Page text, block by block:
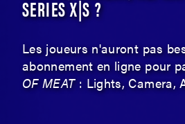
SERIES X|S ?
Les joueurs n'auront pas
abonnement en ligne pour
OF MEAT: Lights, Camera,